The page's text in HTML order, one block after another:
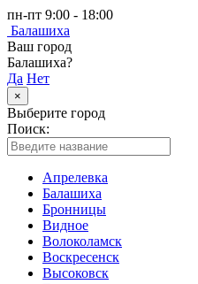
пн-пт 9:00 - 18:00
Балашиха
Ваш город
Балашиха?
Да Нет
×
Выберите город
Поиск:
Апрелевка
Балашиха
Бронницы
Видное
Волоколамск
Воскресенск
Высоковск